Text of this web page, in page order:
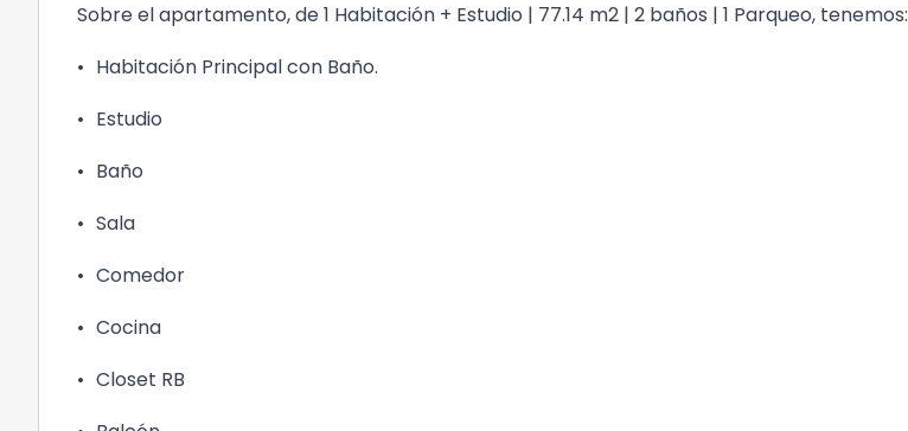
Sobre el apartamento, de 1 Habitación + Estudio | 77.14 m2 | 2 baños | 1 Parqueo, tenemos:
• Habitación Principal con Baño.
• Estudio
• Baño
• Sala
• Comedor
• Cocina
• Closet RB